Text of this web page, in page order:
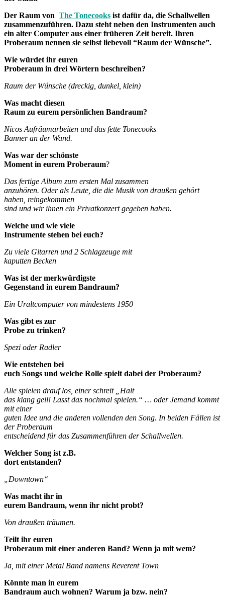
Der Raum von The Tonecooks ist dafür da, die Schallwellen
zusammenzuführen. Dazu steht neben den Instrumenten auch
ein alter Computer aus einer früheren Zeit bereit. Ihren
Proberaum nennen sie selbst liebevoll “Raum der Wünsche”.
Wie würdet ihr euren
Proberaum in drei Wörtern beschreiben?
Raum der Wünsche (dreckig, dunkel, klein)
Was macht diesen
Raum zu eurem persönlichen Bandraum?
Nicos Aufräumarbeiten und das fette Tonecooks
Banner an der Wand.
Was war der schönste
Moment in eurem Proberaum?
Das fertige Album zum ersten Mal zusammen
anzuhören. Oder als Leute, die die Musik von draußen gehört
haben, reingekommen
sind und wir ihnen ein Privatkonzert gegeben haben.
Welche und wie viele
Instrumente stehen bei euch?
Zu viele Gitarren und 2 Schlagzeuge mit
kaputten Becken
Was ist der merkwürdigste
Gegenstand in eurem Bandraum?
Ein Uraltcomputer von mindestens 1950
Was gibt es zur
Probe zu trinken?
Spezi oder Radler
Wie entstehen bei
euch Songs und welche Rolle spielt dabei der Proberaum?
Alle spielen drauf los, einer schreit „Halt
das klang geil! Lasst das nochmal spielen.“ … oder Jemand kommt
mit einer
guten Idee und die anderen vollenden den Song. In beiden Fällen ist
der Proberaum
entscheidend für das Zusammenführen der Schallwellen.
Welcher Song ist z.B.
dort entstanden?
„Downtown“
Was macht ihr in
eurem Bandraum, wenn ihr nicht probt?
Von draußen träumen.
Teilt ihr euren
Proberaum mit einer anderen Band? Wenn ja mit wem?
Ja, mit einer Metal Band namens Reverent Town
Könnte man in eurem
Bandraum auch wohnen? Warum ja bzw. nein?